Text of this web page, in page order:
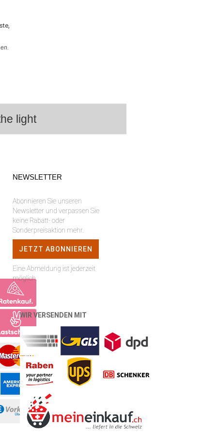
light
NEWSLETTER
Abonnieren Sie unseren
Newsletter und verpassen Sie
keine Rabatt- oder
Sonderpreisaktion mehr.
Eine Abmeldung ist jederzeit
möglich.
WIR VERSENDEN MIT